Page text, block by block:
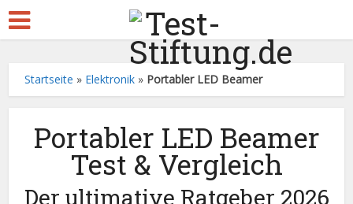
Startseite » Elektronik » Portabler LED Beamer
Portabler LED Beamer
Test & Vergleich
Der ultimative Ratgeber 2026